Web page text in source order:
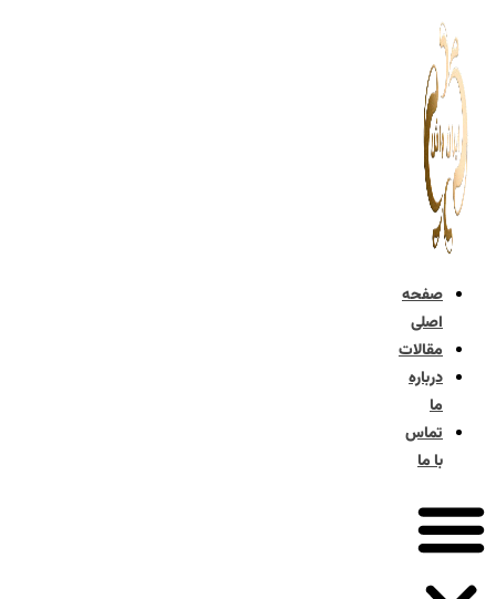
پرش
به
محتوا
صفحه
اصلی
مقالات
درباره
ما
تماس
با ما